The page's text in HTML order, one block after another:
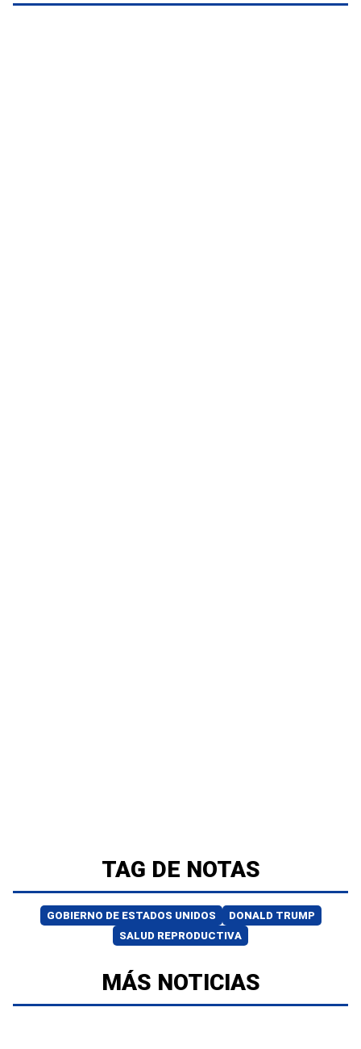
TAG DE NOTAS
GOBIERNO DE ESTADOS UNIDOS
DONALD TRUMP
SALUD REPRODUCTIVA
MÁS NOTICIAS